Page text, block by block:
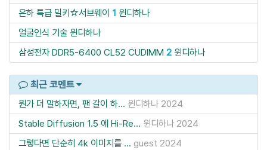
은하 특급 밀키☆서브웨이 1 윈디하나
얼굴인식 기술 윈디하나
삼성전자 DDR5-6400 CL52 CUDIMM 2 윈디하나
최근 코멘트
뭔가 더 말하자면, 팬 갈이 하... 윈디하나 2024
Stable Diffusion 1.5 에 Hi-Re... 윈디하나 2024
그렇다면 단순히 4k 이미지를 ... guest 2024